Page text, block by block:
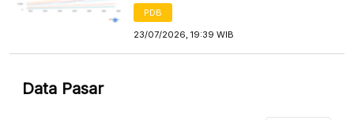
PDB
23/07/2026, 19:39 WIB
Data Pasar